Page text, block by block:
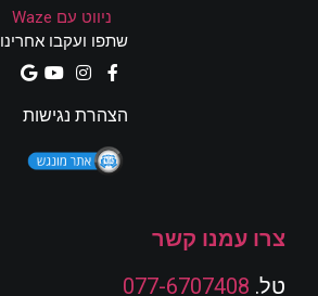
ניווט עם Waze
שתפו ועקבו אחרינו
הצהרת נגישות
צרו עמנו קשר
טל. 077-6707408